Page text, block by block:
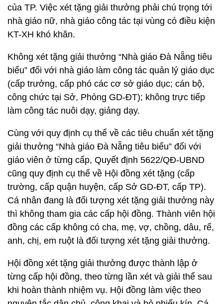
của TP. Việc xét tặng giải thưởng phải chú trọng tới
nhà giáo nữ, nhà giáo công tác tại vùng có điều kiện
KT-XH khó khăn.
Không xét tặng giải thưởng “Nhà giáo Đà Nẵng tiêu
biểu” đối với nhà giáo làm công tác quản lý giáo dục
(cấp trưởng, cấp phó các cơ sở giáo dục; cán bộ,
công chức tại Sở, Phòng GD-ĐT); không trực tiếp
làm công tác nuôi dạy, giảng dạy.
Cùng với quy định cụ thể về các tiêu chuẩn xét tặng
giải thưởng “Nhà giáo Đà Nẵng tiêu biểu” đối với
giáo viên ở từng cấp, Quyết định 5622/QĐ-UBND
cũng quy định cụ thể về Hội đồng xét tặng (cấp
trường, cấp quận huyện, cấp Sở GD-ĐT, cấp TP).
Cá nhân đang là đối tượng xét tặng giải thưởng này
thì không tham gia các cấp hội đồng. Thành viên hội
đồng các cấp không có cha, mẹ, vợ, chồng, dâu, rể,
anh, chị, em ruột là đối tượng xét tặng giải thưởng.
Hội đồng xét tặng giải thưởng được thành lập ở
từng cấp hội đồng, theo từng lần xét và giải thể sau
khi hoàn thành nhiệm vụ. Hội đồng làm việc theo